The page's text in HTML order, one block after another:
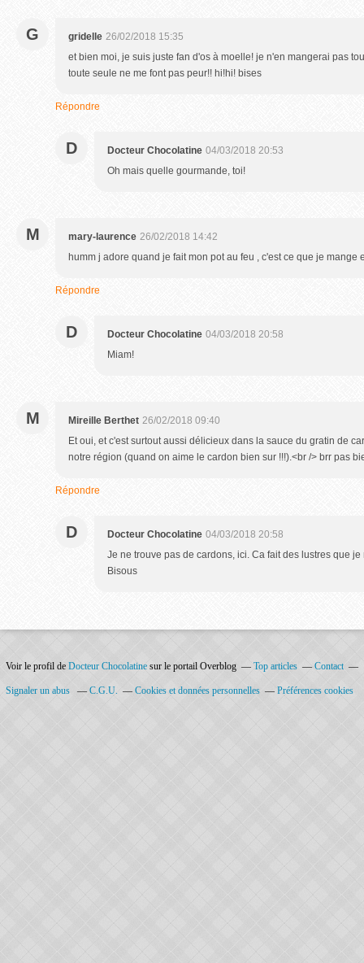
G gridelle 26/02/2018 15:35
et bien moi, je suis juste fan d'os à moelle! je n'en mangerai pas
toute seule ne me font pas peur!! hi!hi! bises
Répondre
D Docteur Chocolatine 04/03/2018 20:53
Oh mais quelle gourmande, toi!
M mary-laurence 26/02/2018 14:42
humm j adore quand je fait mon pot au feu , c'est ce que je mange
Répondre
D Docteur Chocolatine 04/03/2018 20:58
Miam!
M Mireille Berthet 26/02/2018 09:40
Et oui, et c'est surtout aussi délicieux dans la sauce du gratin de
notre région (quand on aime le cardon bien sur !!!).<br /> brr pas
Répondre
D Docteur Chocolatine 04/03/2018 20:58
Je ne trouve pas de cardons, ici. Ca fait des lustres que
Bisous
Voir le profil de Docteur Chocolatine sur le portail Overblog Top articles Contact
Signaler un abus C.G.U. Cookies et données personnelles Préférences cookies